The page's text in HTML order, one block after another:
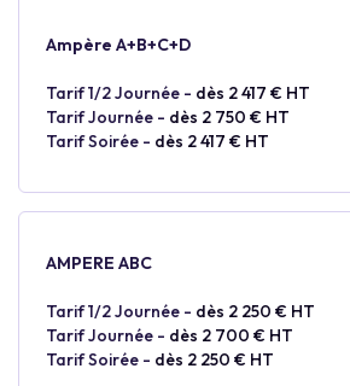
Ampère A+B+C+D
Tarif 1/2 Journée - dès 2 417 € HT
Tarif Journée - dès 2 750 € HT
Tarif Soirée - dès 2 417 € HT
AMPERE ABC
Tarif 1/2 Journée - dès 2 250 € HT
Tarif Journée - dès 2 700 € HT
Tarif Soirée - dès 2 250 € HT